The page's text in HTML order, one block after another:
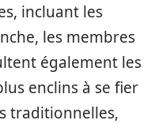
incluant les
les membres
également les
enclins à se fier
traditionnelles,